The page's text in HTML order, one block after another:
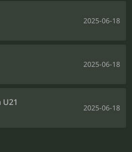
2025-06-18
2025-06-18
2025-06-18